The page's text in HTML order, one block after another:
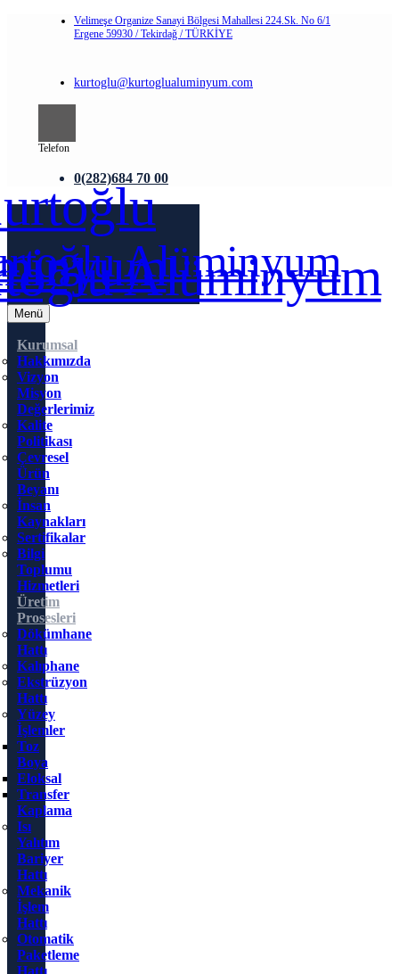
Velimeşe Organize Sanayi Bölgesi Mahallesi 224.Sk. No 6/1
Ergene 59930 / Tekirdağ / TÜRKİYE
kurtoglu@kurtoglualuminyum.com
Telefon
0(282)684 70 00
Menü
Kurumsal
Hakkımızda
Vizyon
Misyon
Değerlerimiz
Kalite
Politikası
Çevresel
Ürün
Beyanı
İnsan
Kaynakları
Sertifikalar
Bilgi
Toplumu
Hizmetleri
Üretim
Prosesleri
Dökümhane
Hattı
Kalıphane
Ekstrüzyon
Hattı
Yüzey
İşlemler
Toz
Boya
Eloksal
Transfer
Kaplama
Isı
Yalıtım
Bariyer
Hattı
Mekanik
İşlem
Hattı
Otomatik
Paketleme
Hattı